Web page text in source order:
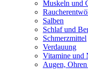
Muskeln und
Salben
Schlaf und
Schmerzmittel
Verdauung
Vitamine und
Augen,